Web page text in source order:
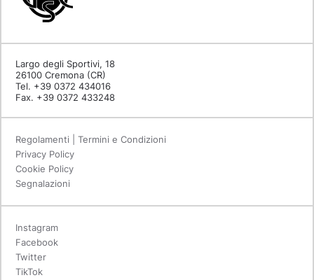
Largo degli Sportivi, 18
26100 Cremona (CR)
Tel. +39 0372 434016
Fax. +39 0372 433248
Regolamenti | Termini e Condizioni
Privacy Policy
Cookie Policy
Segnalazioni
Instagram
Facebook
Twitter
TikTok